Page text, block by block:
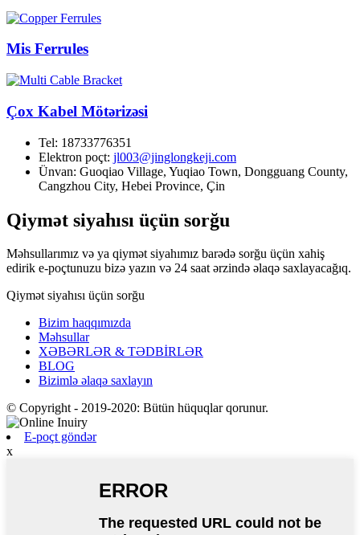
Mis Ferrules
Çox Kabel Mötərizəsi
Tel: 18733776351
Elektron poçt: jl003@jinglongkeji.com
Ünvan: Guoqiao Village, Yuqiao Town, Dongguang County,
Cangzhou City, Hebei Province, Çin
Qiymət siyahısı üçün sorğu
Məhsullarımız və ya qiymət siyahımız barədə sorğu üçün xahiş
edirik e-poçtunuzu bizə yazın və 24 saat ərzində əlaqə saxlayacağıq.
Qiymət siyahısı üçün sorğu
Bizim haqqımızda
Məhsullar
XƏBƏRLƏR & TƏDBİRLƏR
BLOG
Bizimlə əlaqə saxlayın
© Copyright - 2019-2020: Bütün hüquqlar qorunur.
E-poçt göndər
x